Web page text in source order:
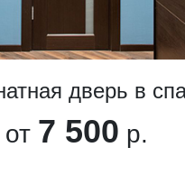
дверь в
от 7 500 р.